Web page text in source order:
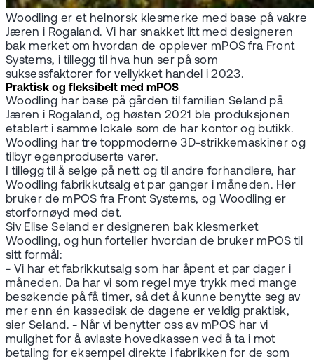
Woodling er et helnorsk klesmerke med base på vakre
Jæren i Rogaland. Vi har snakket litt med designeren
bak merket om hvordan de opplever mPOS fra Front
Systems, i tillegg til hva hun ser på som
suksessfaktorer for vellykket handel i 2023.
Praktisk og fleksibelt med mPOS
Woodling har base på gården til familien Seland på
Jæren i Rogaland, og høsten 2021 ble produksjonen
etablert i samme lokale som de har kontor og butikk.
Woodling har tre toppmoderne 3D-strikkemaskiner og
tilbyr egenproduserte varer.
I tillegg til å selge på nett og til andre forhandlere, har
Woodling fabrikkutsalg et par ganger i måneden. Her
bruker de mPOS fra Front Systems, og Woodling er
storfornøyd med det.
Siv Elise Seland er designeren bak klesmerket
Woodling, og hun forteller hvordan de bruker mPOS til
sitt formål:
- Vi har et fabrikkutsalg som har åpent et par dager i
måneden. Da har vi som regel mye trykk med mange
besøkende på få timer, så det å kunne benytte seg av
mer enn én kassedisk de dagene er veldig praktisk,
sier Seland. - Når vi benytter oss av mPOS har vi
mulighet for å avlaste hovedkassen ved å ta i mot
betaling for eksempel direkte i fabrikken for de som